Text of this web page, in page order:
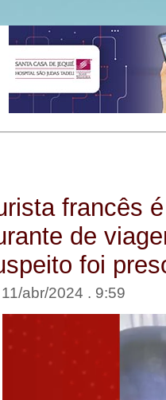
francês
de
foi
11/abr/2024 . 9:59